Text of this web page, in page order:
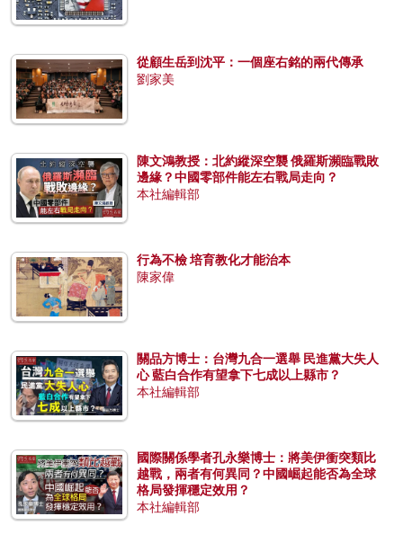
從顧生岳到沈平：一個座右銘的兩代傳承
劉家美
陳文鴻教授：北約縱深空襲 俄羅斯瀕臨戰敗
邊緣？中國零部件能左右戰局走向？
本社編輯部
行為不檢 培育教化才能治本
陳家偉
關品方博士：台灣九合一選舉 民進黨大失人
心 藍白合作有望拿下七成以上縣市？
本社編輯部
國際關係學者孔永樂博士：將美伊衝突類比
越戰，兩者有何異同？中國崛起能否為全球
格局發揮穩定效用？
本社編輯部